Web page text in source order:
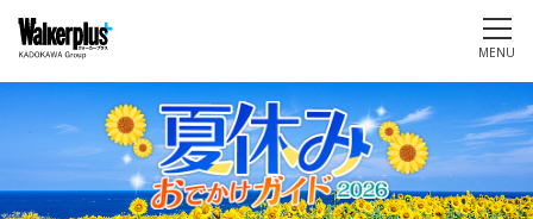
MENU